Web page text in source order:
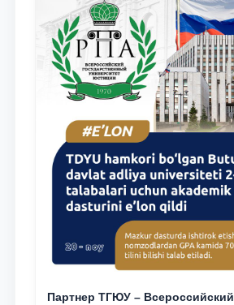
Партнер ТГЮУ – Всероссийский